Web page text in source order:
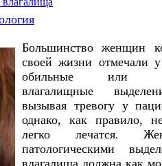
Большинство женщин
своей жизни отмечали
обильные или
влагалищные
вызывая тревогу у
однако, как правило,
легко лечатся.
патологическими
влагалища должна как